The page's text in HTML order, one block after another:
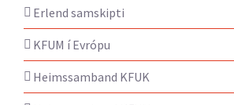
Erlend samskipti
KFUM í Evrópu
Heimssamband KFUK